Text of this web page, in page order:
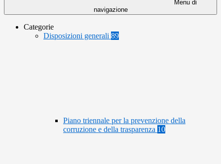
Menu di
navigazione
Categorie
Disposizioni generali 89
Piano triennale per la prevenzione della
corruzione e della trasparenza 10